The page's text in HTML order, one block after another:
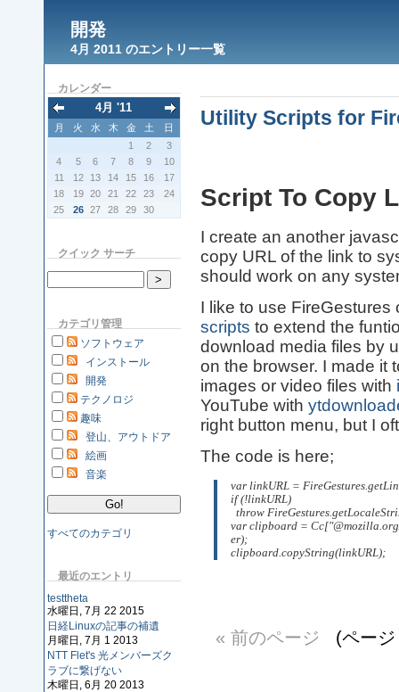
開発
4月 2011 のエントリー一覧
カレンダー
4月 '11
月 火 水 木 金 土
日
1
2
3
4
5 6 7 8 9
10
11
12 13 14 15 16
17
18
19 20 21 22 23
24
25
26 27 28 29 30
クイック サーチ
カテゴリ管理
ソフトウェア
インストール
開発
テクノロジ
趣味
登山、アウトドア
絵画
音楽
すべてのカテゴリ
最近のエントリ
testtheta
水曜日, 7月 22 2015
日経Linuxの記事の補遺
月曜日, 7月 1 2013
NTT Flet's 光メンバーズク
ラブに繋げない
木曜日, 6月 20 2013
Utility Scripts for
Script To Copy
I create an another
copy URL of the link to
should work on any
I like to use
scripts to extend the
download media files by
on the browser. I made it
images or video files with
YouTube with
right button menu, but I
The code is here;
var linkURL =
if (!linkURL)
throw
var clipboard =
er);
clipboard.copyString(linkURL);
« 前のページ (ペー